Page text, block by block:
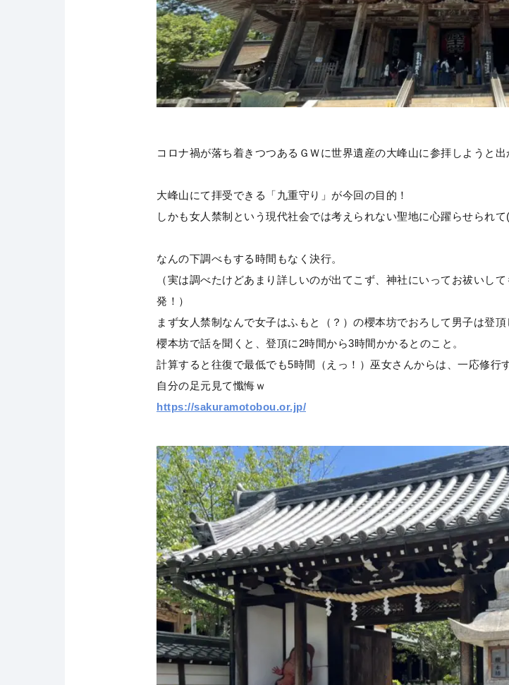
コロナ禍が落ち着きつつあるＧＷに世界遺産の大峰山に参拝しようと出
大峰山にて拝受できる「九重守り」が今回の目的！
しかも女人禁制という現代社会では考えられない聖地に心躍らせられて
なんの下調べもする時間もなく決行。
（実は調べたけどあまり詳しいのが出てこず、神社にいってお祓いし
発！）
まず女人禁制なんで女子はふもと（？）の櫻本坊でおろして男子は登
櫻本坊で話を聞くと、登頂に2時間から3時間かかるとのこと。
計算すると往復で最低でも5時間（えっ！）巫女さんからは、一応修行
自分の足元見て懺悔ｗ
https://sakuramotobou.or.jp/